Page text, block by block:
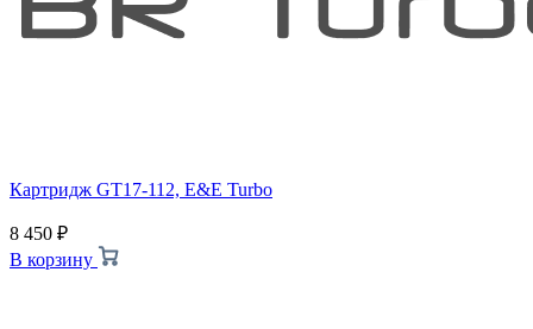
Картридж GT17-112, E&E Turbo
8 450 ₽
В корзину